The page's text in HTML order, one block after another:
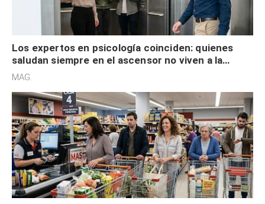
Los expertos en psicología coinciden: quienes
saludan siempre en el ascensor no viven a la
defensiva y tienen apertura social
MAG.